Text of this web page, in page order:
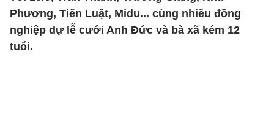
Phương, Tiến Luật, Midu... cùng nhiều đồng
nghiệp dự lễ cưới Anh Đức và bà xã kém 12
tuổi.